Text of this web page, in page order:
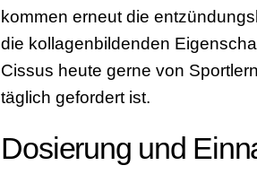
kommen erneut die
die kollagenbildenden
Cissus heute gerne von
täglich gefordert ist.
Dosierung und